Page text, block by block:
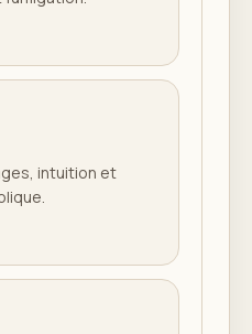
intuition et